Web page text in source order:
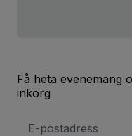
Få heta evenemang
inkorg
postadress